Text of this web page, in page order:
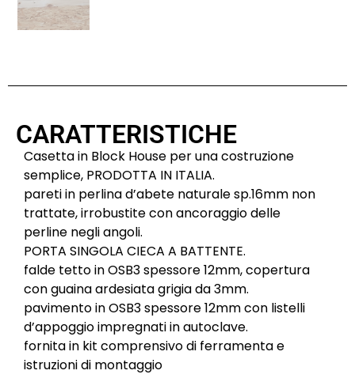
CARATTERISTICHE
Casetta in Block House per una costruzione
semplice, PRODOTTA IN ITALIA.
pareti in perlina d’abete naturale sp.16mm non
trattate, irrobustite con ancoraggio delle
perline negli angoli.
PORTA SINGOLA CIECA A BATTENTE.
falde tetto in OSB3 spessore 12mm, copertura
con guaina ardesiata grigia da 3mm.
pavimento in OSB3 spessore 12mm con listelli
d’appoggio impregnati in autoclave.
fornita in kit comprensivo di ferramenta e
istruzioni di montaggio